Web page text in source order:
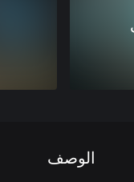
الوصف